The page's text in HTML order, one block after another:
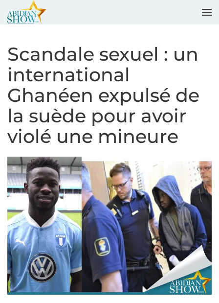
Scandale sexuel : un
international
Ghanéen expulsé de
la suède pour avoir
violé une mineure